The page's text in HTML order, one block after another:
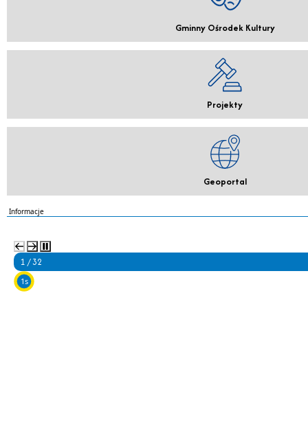
Gminny Ośrodek Kultury
Projekty
Geoportal
Informacje
2 / 32
5s